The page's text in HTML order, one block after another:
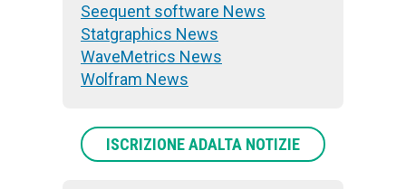
Seequent software News
Statgraphics News
WaveMetrics News
Wolfram News
ISCRIZIONE ADALTA NOTIZIE